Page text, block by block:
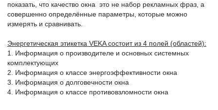
показать, что качество окна это не набор рекламных фраз, а
совершенно определённые параметры, которые можно
измерять и сравнивать.
Энергетическая этикетка VEKA состоит из 4 полей (областей):
1. Информация о производителе и основных системных
комплектующих
2. Информация о классе энергоэффективности окна
3. Информация о долговечности окна
4. Информация о классе противовзломности окна